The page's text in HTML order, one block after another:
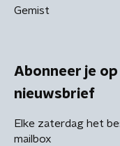
Gemist
Abonneer je
nieuwsbrief
Elke zaterdag het
mailbox